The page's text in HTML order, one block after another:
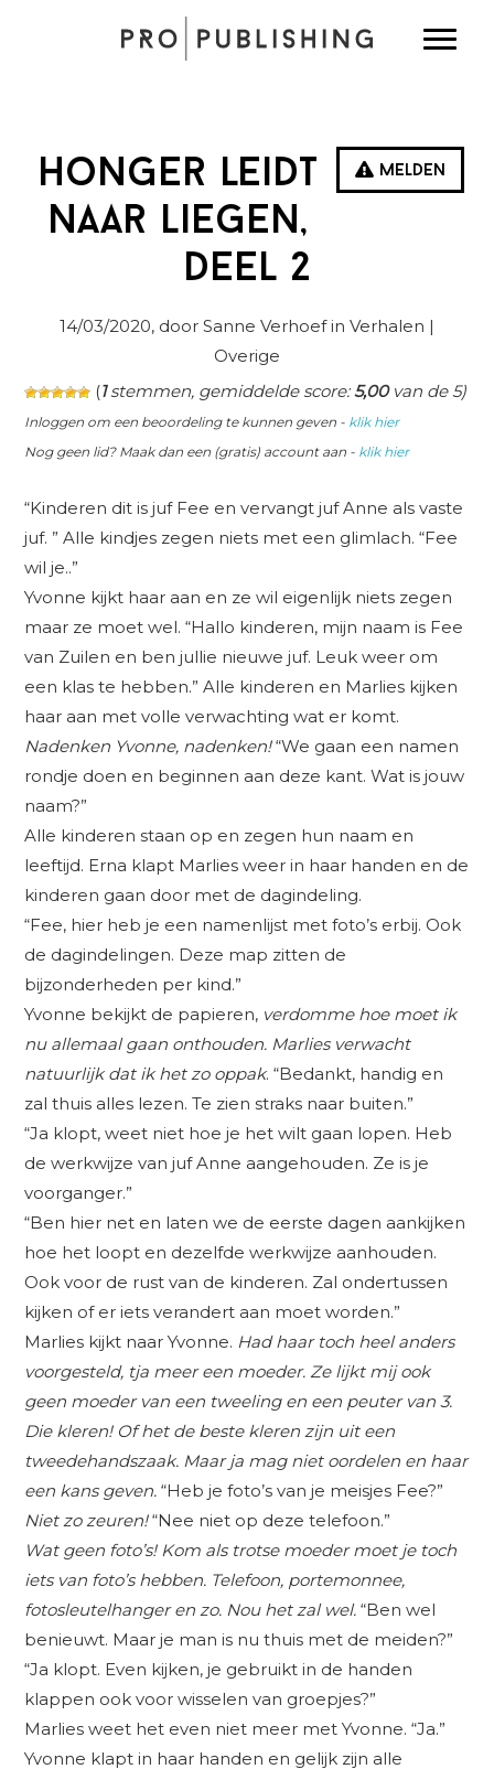
Melden
Honger leidt
naar liegen,
deel 2
14/03/2020, door Sanne Verhoef in Verhalen |
Overige
(1stemmen, gemiddelde score:5,00van de 5)
Inloggen om een beoordeling te kunnen geven - klik hier
Nog geen lid? Maak dan een (gratis) account aan - klik hier
“Kinderen dit is juf Fee en vervangt juf Anne als vaste
juf. ” Alle kindjes zegen niets met een glimlach. “Fee
wil je..”
Yvonne kijkt haar aan en ze wil eigenlijk niets zegen
maar ze moet wel. “Hallo kinderen, mijn naam is Fee
van Zuilen en ben jullie nieuwe juf. Leuk weer om
een klas te hebben.” Alle kinderen en Marlies kijken
haar aan met volle verwachting wat er komt.
Nadenken Yvonne, nadenken!“We gaan een namen
rondje doen en beginnen aan deze kant. Wat is jouw
naam?”
Alle kinderen staan op en zegen hun naam en
leeftijd. Erna klapt Marlies weer in haar handen en de
kinderen gaan door met de dagindeling.
“Fee, hier heb je een namenlijst met foto’s erbij. Ook
de dagindelingen. Deze map zitten de
bijzonderheden per kind.”
Yvonne bekijkt de papieren, verdomme hoe moet ik
nu allemaal gaan onthouden. Marlies verwacht
natuurlijk dat ik het zo oppak. “Bedankt, handig en
zal thuis alles lezen. Te zien straks naar buiten.”
“Ja klopt, weet niet hoe je het wilt gaan lopen. Heb
de werkwijze van juf Anne aangehouden. Ze is je
voorganger.”
“Ben hier net en laten we de eerste dagen aankijken
hoe het loopt en dezelfde werkwijze aanhouden.
Ook voor de rust van de kinderen. Zal ondertussen
kijken of er iets verandert aan moet worden.”
Marlies kijkt naar Yvonne. Had haar toch heel anders
voorgesteld, tja meer een moeder. Ze lijkt mij ook
geen moeder van een tweeling en een peuter van 3.
Die kleren! Of het de beste kleren zijn uit een
tweedehandszaak. Maar ja mag niet oordelen en haar
een kans geven. “Heb je foto’s van je meisjes Fee?”
Niet zo zeuren!“Nee niet op deze telefoon.”
Wat geen foto’s! Kom als trotse moeder moet je toch
iets van foto’s hebben. Telefoon, portemonnee,
fotosleutelhanger en zo. Nou het zal wel. “Ben wel
benieuwt. Maar je man is nu thuis met de meiden?”
“Ja klopt. Even kijken, je gebruikt in de handen
klappen ook voor wisselen van groepjes?”
Marlies weet het even niet meer met Yvonne. “Ja.”
Yvonne klapt in haar handen en gelijk zijn alle